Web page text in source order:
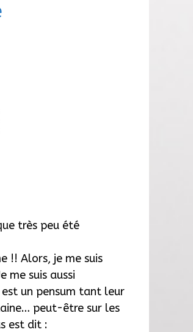
très peu été
!! Alors, je me suis
me suis aussi
un pensum tant leur
peut-être sur les
est dit :